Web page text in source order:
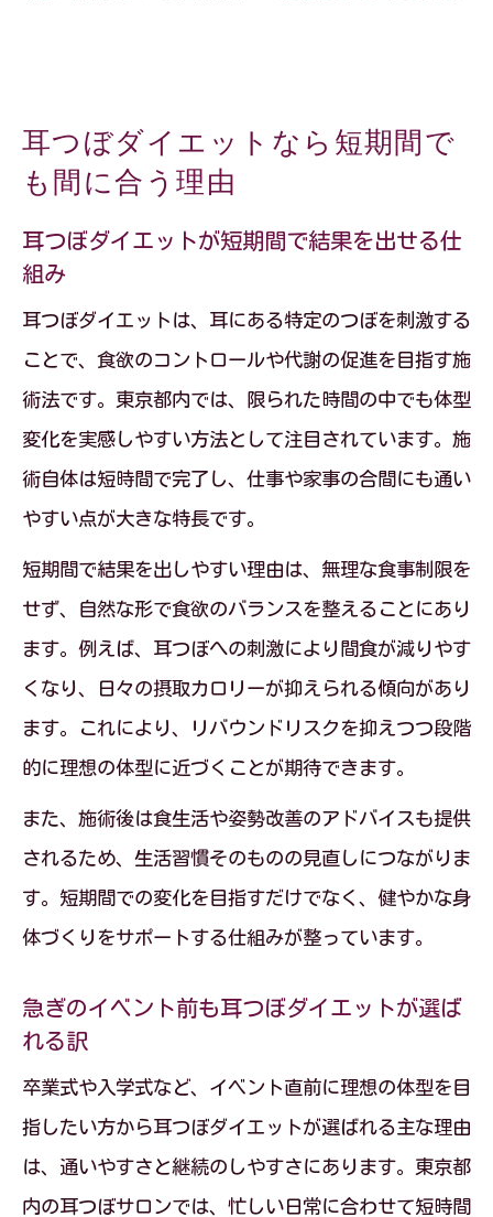
耳つぼダイエットなら短期間で
も間に合う理由
耳つぼダイエットが短期間で結果を出せる仕
組み
耳つぼダイエットは、耳にある特定のつぼを刺激する
ことで、食欲のコントロールや代謝の促進を目指す施
術法です。東京都内では、限られた時間の中でも体型
変化を実感しやすい方法として注目されています。施
術自体は短時間で完了し、仕事や家事の合間にも通い
やすい点が大きな特長です。
短期間で結果を出しやすい理由は、無理な食事制限を
せず、自然な形で食欲のバランスを整えることにあり
ます。例えば、耳つぼへの刺激により間食が減りやす
くなり、日々の摂取カロリーが抑えられる傾向があり
ます。これにより、リバウンドリスクを抑えつつ段階
的に理想の体型に近づくことが期待できます。
また、施術後は食生活や姿勢改善のアドバイスも提供
されるため、生活習慣そのものの見直しにつながりま
す。短期間での変化を目指すだけでなく、健やかな身
体づくりをサポートする仕組みが整っています。
急ぎのイベント前も耳つぼダイエットが選ば
れる訳
卒業式や入学式など、イベント直前に理想の体型を目
指したい方から耳つぼダイエットが選ばれる主な理由
は、通いやすさと継続のしやすさにあります。東京都
内の耳つぼサロンでは、忙しい日常に合わせて短時間